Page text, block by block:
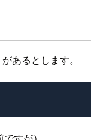
あるとします。